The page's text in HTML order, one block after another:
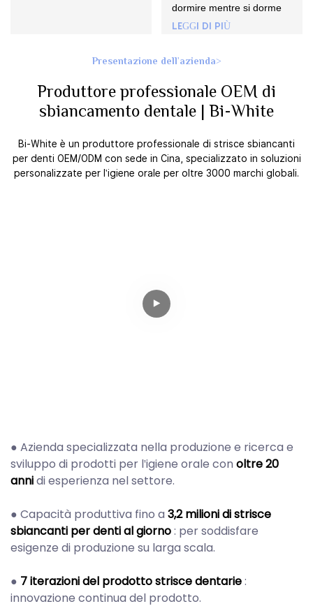
dormire mentre si dorme
LEGGI DI PIÙ
Presentazione dell'azienda>
Produttore professionale OEM di
sbiancamento dentale | Bi-White
Bi-White è un produttore professionale di strisce sbiancanti
per denti OEM/ODM con sede in Cina, specializzato in soluzioni
personalizzate per l'igiene orale per oltre 3000 marchi globali.
● Azienda specializzata nella produzione e ricerca e
sviluppo di prodotti per l'igiene orale con oltre 20
annidi esperienza nel settore.
● Capacità produttiva fino a 3,2 milioni di strisce
sbiancanti per denti al giorno: per soddisfare
esigenze di produzione su larga scala.
● 7 iterazioni del prodotto strisce dentarie:
innovazione continua del prodotto.